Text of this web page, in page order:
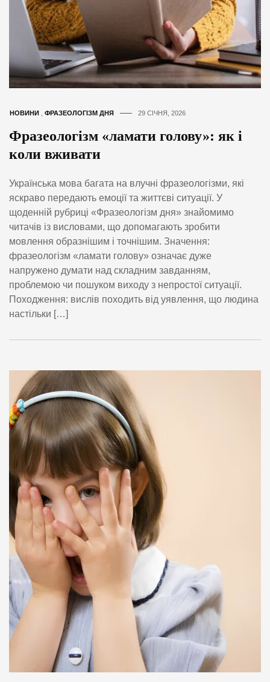
НОВИНИ ФРАЗЕОЛОГІЗМ ДНЯ 29 СІЧНЯ, 2026
Фразеологізм «ламати голову»: як і
коли вживати
Українська мова багата на влучні фразеологізми, які
яскраво передають емоції та життєві ситуації. У
щоденній рубриці «Фразеологізм дня» знайомимо
читачів із висловами, що допомагають зробити
мовлення образнішим і точнішим. Значення:
фразеологізм «ламати голову» означає дуже
напружено думати над складним завданням,
проблемою чи пошуком виходу з непростої ситуації.
Походження: вислів походить від уявлення, що людина
настільки […]